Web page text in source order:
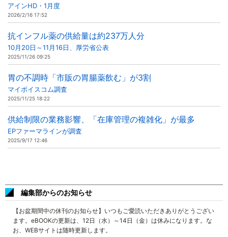
アインHD・1月度
2026/2/16 17:52
抗インフル薬の供給量は約237万人分
10月20日～11月16日、厚労省公表
2025/11/26 09:25
胃の不調時「市販の胃腸薬飲む」が3割
マイボイスコム調査
2025/11/25 18:22
供給制限の業務影響、「在庫管理の複雑化」が最多
EPファーマラインが調査
2025/9/17 12:46
編集部からのお知らせ
【お盆期間中の休刊のお知らせ】いつもご愛読いただきありがとうござい
ます。eBOOKの更新は、12日（水）～14日（金）は休みになります。な
お、WEBサイトは随時更新します。